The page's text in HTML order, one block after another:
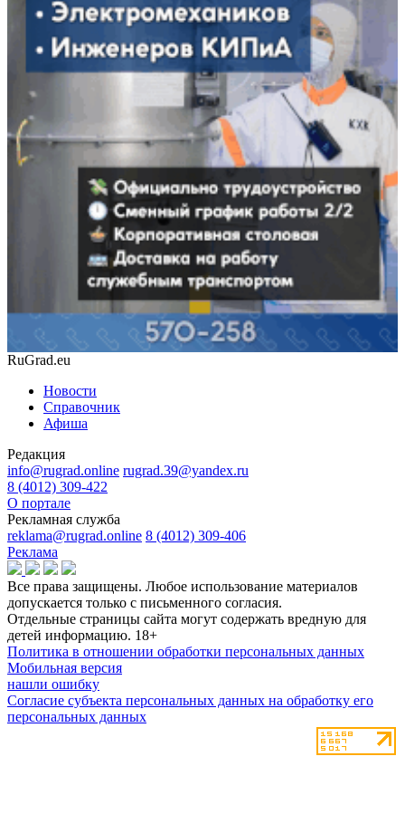
RuGrad.eu
Новости
Справочник
Афиша
Редакция
info@rugrad.online rugrad.39@yandex.ru
8 (4012) 309-422
О портале
Рекламная служба
reklama@rugrad.online 8 (4012) 309-406
Реклама
Все права защищены. Любое использование материалов
допускается только с письменного согласия.
Отдельные страницы сайта могут содержать вредную для
детей информацию. 18+
Политика в отношении обработки персональных данных
Мобильная версия
нашли ошибку
Согласие субъекта персональных данных на обработку его
персональных данных